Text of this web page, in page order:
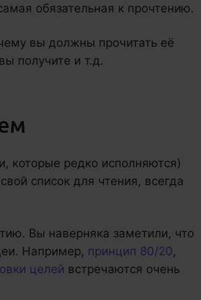
обязательная к прочтению.
вы должны прочитать её
получите и т.д.
которые редко исполняются)
список для чтения, всегда
Вы наверняка заметили, что
Например, принцип 80/20,
целей встречаются очень